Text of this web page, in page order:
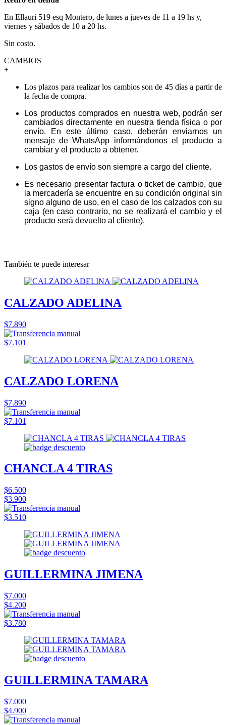
En Ellauri 519 esq Montero, de lunes a jueves de 11 a 19 hs y,
viernes y sábados de 10 a 20 hs.
Sin costo.
CAMBIOS
+
Los plazos para realizar los cambios son de 45 días a partir de
la fecha de compra.
Los productos comprados en nuestra web, podrán ser
cambiados directamente en nuestra tienda física o por
envío. En este último caso, deberán enviarnos un
mensaje de WhatsApp informándonos el producto a
cambiar y el producto a obtener.
Los gastos de envío son siempre a cargo del cliente.
Es necesario presentar factura o ticket de cambio, que
la mercadería se encuentre en su condición original sin
signo alguno de uso, en el caso de los calzados con su
caja (en caso contrario, no se realizará el cambio y el
producto será devuelto al cliente).
También te puede interesar
CALZADO ADELINA
$7.890
$7.101
CALZADO LORENA
$7.890
$7.101
CHANCLA 4 TIRAS
$6.500
$3.900
$3.510
GUILLERMINA JIMENA
$7.000
$4.200
$3.780
GUILLERMINA TAMARA
$7.000
$4.900